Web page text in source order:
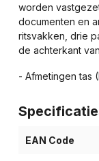
worden
documenten en
ritsvakken, drie
de achterkant
- Afmetingen tas
EAN Code